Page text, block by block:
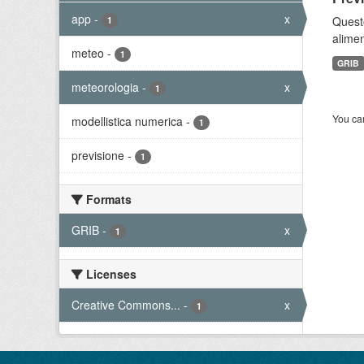
app - 1 x
meteo - 1
meteorologia - 1 x
modellistica numerica - 1
previsione - 1
Formats
GRIB - 1 x
Licenses
Creative Commons... - 1 x
GRIB
You